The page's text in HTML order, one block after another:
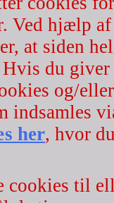
Ved hjælp
at siden
du
og/
indsamles
her, hvor
cookies til
For